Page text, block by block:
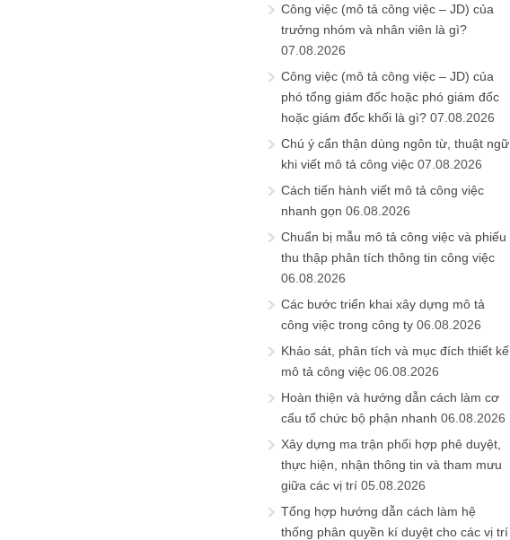
Công việc (mô tả công việc – JD) của
trưởng nhóm và nhân viên là gì?
07.08.2026
Công việc (mô tả công việc – JD) của
phó tổng giám đốc hoặc phó giám đốc
hoặc giám đốc khối là gì? 07.08.2026
Chú ý cẩn thận dùng ngôn từ, thuật ngữ
khi viết mô tả công việc 07.08.2026
Cách tiến hành viết mô tả công việc
nhanh gọn 06.08.2026
Chuẩn bị mẫu mô tả công việc và phiếu
thu thập phân tích thông tin công việc
06.08.2026
Các bước triển khai xây dựng mô tả
công việc trong công ty 06.08.2026
Khảo sát, phân tích và mục đích thiết kế
mô tả công việc 06.08.2026
Hoàn thiện và hướng dẫn cách làm cơ
cấu tổ chức bộ phận nhanh 06.08.2026
Xây dựng ma trận phối hợp phê duyệt,
thực hiện, nhận thông tin và tham mưu
giữa các vị trí 05.08.2026
Tổng hợp hướng dẫn cách làm hệ
thống phân quyền kí duyệt cho các vị trí